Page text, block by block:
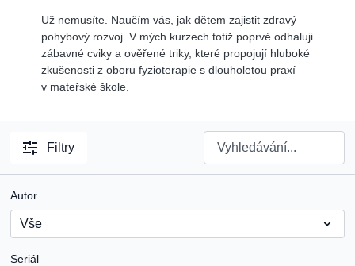
Už nemusíte. Naučím vás, jak dětem zajistit zdravý
pohybový rozvoj. V mých kurzech totiž poprvé odhaluji
zábavné cviky a ověřené triky, které propojují hluboké
zkušenosti z oboru fyzioterapie s dlouholetou praxí
v mateřské škole.
Filtry
Autor
Seriál